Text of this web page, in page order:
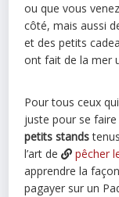
ou que vous
côté, mais aussi
et des petits
ont fait de la mer
Pour tous ceux
juste pour se
petits stands
l’art de
pêcher
apprendre la
pagayer sur un